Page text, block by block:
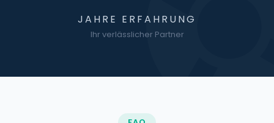
JAHRE ERFAHRUNG
Ihr verlässlicher Partner